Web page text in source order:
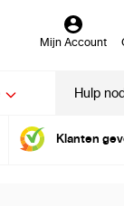
Mijn Account
Hulp
Klanten